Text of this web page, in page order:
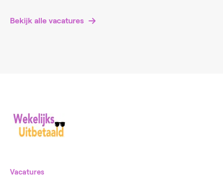
Bekijk alle vacatures
Vacatures